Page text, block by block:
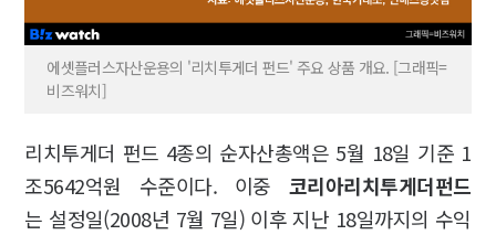
에셋플러스자산운용의 '리치투게더 펀드' 주요 상품 개요. [그래픽=
비즈워치]
리치투게더 펀드 4종의 순자산총액은 5월 18일 기준 1
조5642억원 수준이다. 이중 코리아리치투게더펀드
는 설정일(2008년 7월 7일) 이후 지난 18일까지의 수익